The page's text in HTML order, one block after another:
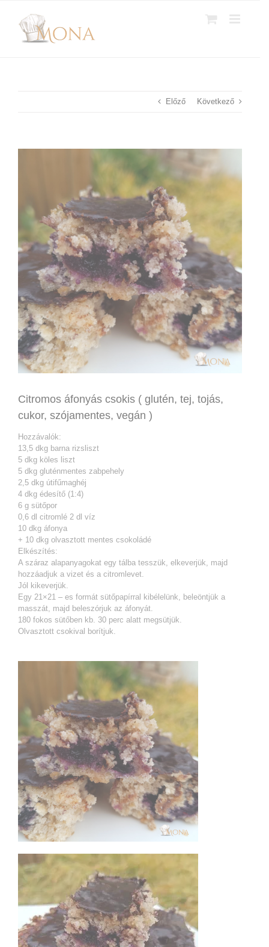
Előző Következő
Citromos áfonyás csokis ( glutén, tej, tojás,
cukor, szójamentes, vegán )
Hozzávalók:
13,5 dkg barna rizsliszt
5 dkg köles liszt
5 dkg gluténmentes zabpehely
2,5 dkg útifűmaghéj
4 dkg édesítő (1:4)
6 g sütőpor
0,6 dl citromlé 2 dl víz
10 dkg áfonya
+ 10 dkg olvasztott mentes csokoládé
Elkészítés:
A száraz alapanyagokat egy tálba tesszük, elkeverjük, majd
hozzáadjuk a vizet és a citromlevet.
Jól kikeverjük.
Egy 21×21 – es formát sütőpapírral kibélelünk, beleöntjük a
masszát, majd beleszórjuk az áfonyát.
180 fokos sütőben kb. 30 perc alatt megsütjük.
Olvasztott csokival borítjuk.